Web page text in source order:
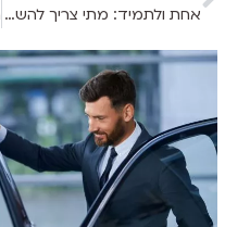
אחת ולתמיד: מתי צריך להשתמש באיתות ברכב?